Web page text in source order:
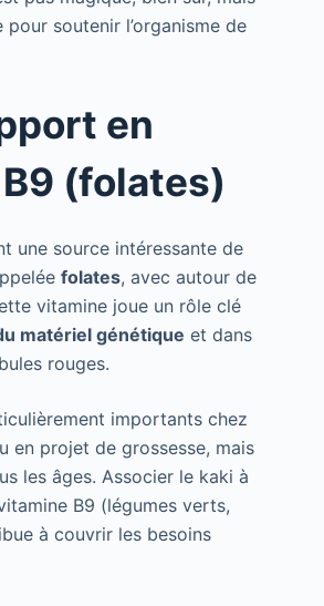
pour soutenir l’organisme de
en
(folates)
une source intéressante de
folates, avec autour de
vitamine joue un rôle clé
matériel génétique et dans
rouges.
importants chez
en projet de grossesse, mais
les âges. Associer le kaki à
B9 (légumes verts,
à couvrir les besoins